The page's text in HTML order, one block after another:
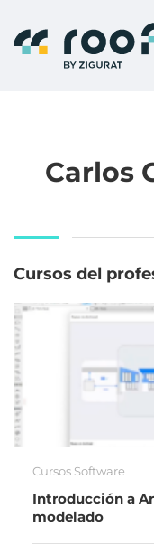
Carlos
Cursos del
Cursos Software
Introducción a
modelado